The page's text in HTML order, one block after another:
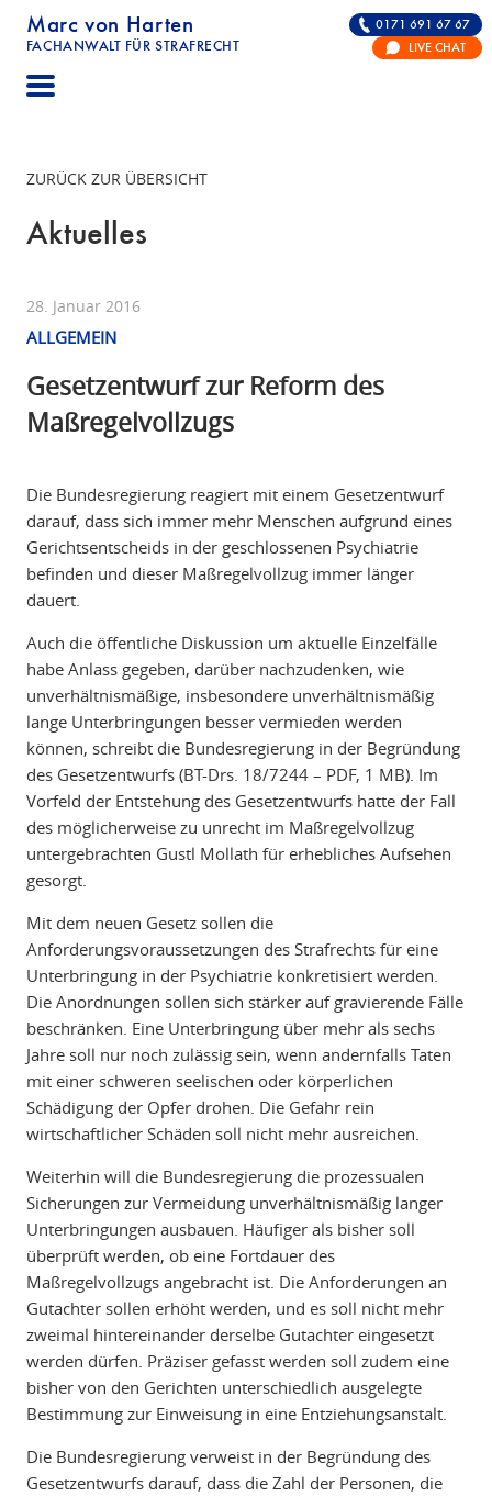
Marc von Harten
FACHANWALT FÜR STRAFRECHT
STRAFRECHT | RECHTSANWALT FÜR DIE
0171 691 67 67
LIVE CHAT
ZURÜCK ZUR ÜBERSICHT
Aktuelles
28. Januar 2016
ALLGEMEIN
Gesetzentwurf zur Reform des
Maßregelvollzugs
Die Bundesregierung reagiert mit einem Gesetzentwurf
darauf, dass sich immer mehr Menschen aufgrund eines
Gerichtsentscheids in der geschlossenen Psychiatrie
befinden und dieser Maßregelvollzug immer länger
dauert.
Auch die öffentliche Diskussion um aktuelle Einzelfälle
habe Anlass gegeben, darüber nachzudenken, wie
unverhältnismäßige, insbesondere unverhältnismäßig
lange Unterbringungen besser vermieden werden
können, schreibt die Bundesregierung in der Begründung
des Gesetzentwurfs (BT-Drs. 18/7244 – PDF, 1 MB). Im
Vorfeld der Entstehung des Gesetzentwurfs hatte der Fall
des möglicherweise zu unrecht im Maßregelvollzug
untergebrachten Gustl Mollath für erhebliches Aufsehen
gesorgt.
Mit dem neuen Gesetz sollen die
Anforderungsvoraussetzungen des Strafrechts für eine
Unterbringung in der Psychiatrie konkretisiert werden.
Die Anordnungen sollen sich stärker auf gravierende Fälle
beschränken. Eine Unterbringung über mehr als sechs
Jahre soll nur noch zulässig sein, wenn andernfalls Taten
mit einer schweren seelischen oder körperlichen
Schädigung der Opfer drohen. Die Gefahr rein
wirtschaftlicher Schäden soll nicht mehr ausreichen.
Weiterhin will die Bundesregierung die prozessualen
Sicherungen zur Vermeidung unverhältnismäßig langer
Unterbringungen ausbauen. Häufiger als bisher soll
überprüft werden, ob eine Fortdauer des
Maßregelvollzugs angebracht ist. Die Anforderungen an
Gutachter sollen erhöht werden, und es soll nicht mehr
zweimal hintereinander derselbe Gutachter eingesetzt
werden dürfen. Präziser gefasst werden soll zudem eine
bisher von den Gerichten unterschiedlich ausgelegte
Bestimmung zur Einweisung in eine Entziehungsanstalt.
Die Bundesregierung verweist in der Begründung des
Gesetzentwurfs darauf, dass die Zahl der Personen, die